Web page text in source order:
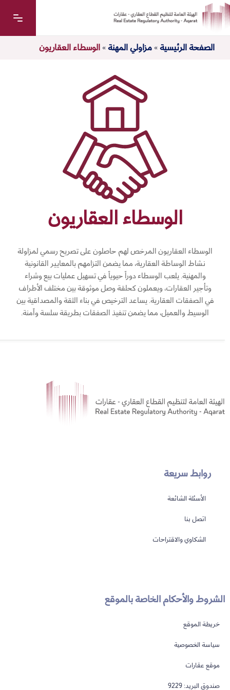
الصفحة الرئيسية»مزاولي المهنة»الوسطاء العقاريون
الوسطاء العقاريون
الوسطاء العقاريون المرخص لهم حاصلون على تصريح رسمي لمزاولة
نشاط الوساطة العقارية، مما يضمن التزامهم بالمعايير القانونية
والمهنية. يلعب الوسطاء دوراً حيوياً في تسهيل عمليات بيع وشراء
وتأجير العقارات، ويعملون كحلقة وصل موثوقة بين مختلف الأطراف
في الصفقات العقارية. يساعد الترخيص في بناء الثقة والمصداقية بين
الوسيط والعميل، مما يضمن تنفيذ الصفقات بطريقة سلسة وآمنة.
روابط سريعة
الأسئلة الشائعة
اتصل بنا
الشكاوي والاقتراحات
الشروط والأحكام الخاصة بالموقع
خريطة الموقع
سياسة الخصوصية
موقع عقارات
صندوق البريد: 9229
معكم المساعد الذكي للهيئة العامة لتنظيم القطاع